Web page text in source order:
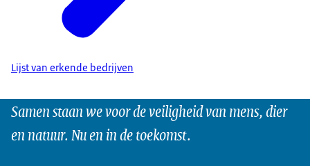
Lijst van erkende bedrijven
Samen staan we voor de veiligheid van mens, dier
en natuur. Nu en in de toekomst.